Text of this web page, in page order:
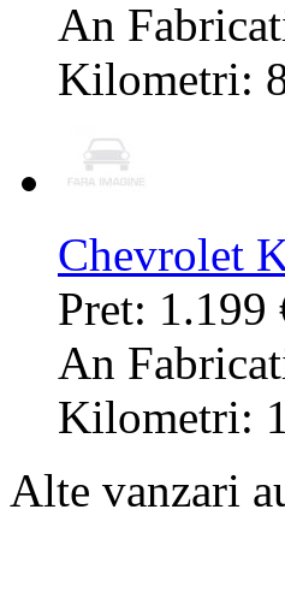
An
Kilometri:
Chevrolet
Pret: 1.199
An
Kilometri:
Alte vanzari